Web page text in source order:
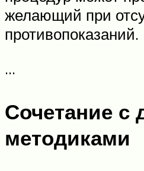
желающий при
противопоказаний.
…
Сочетание с
методиками